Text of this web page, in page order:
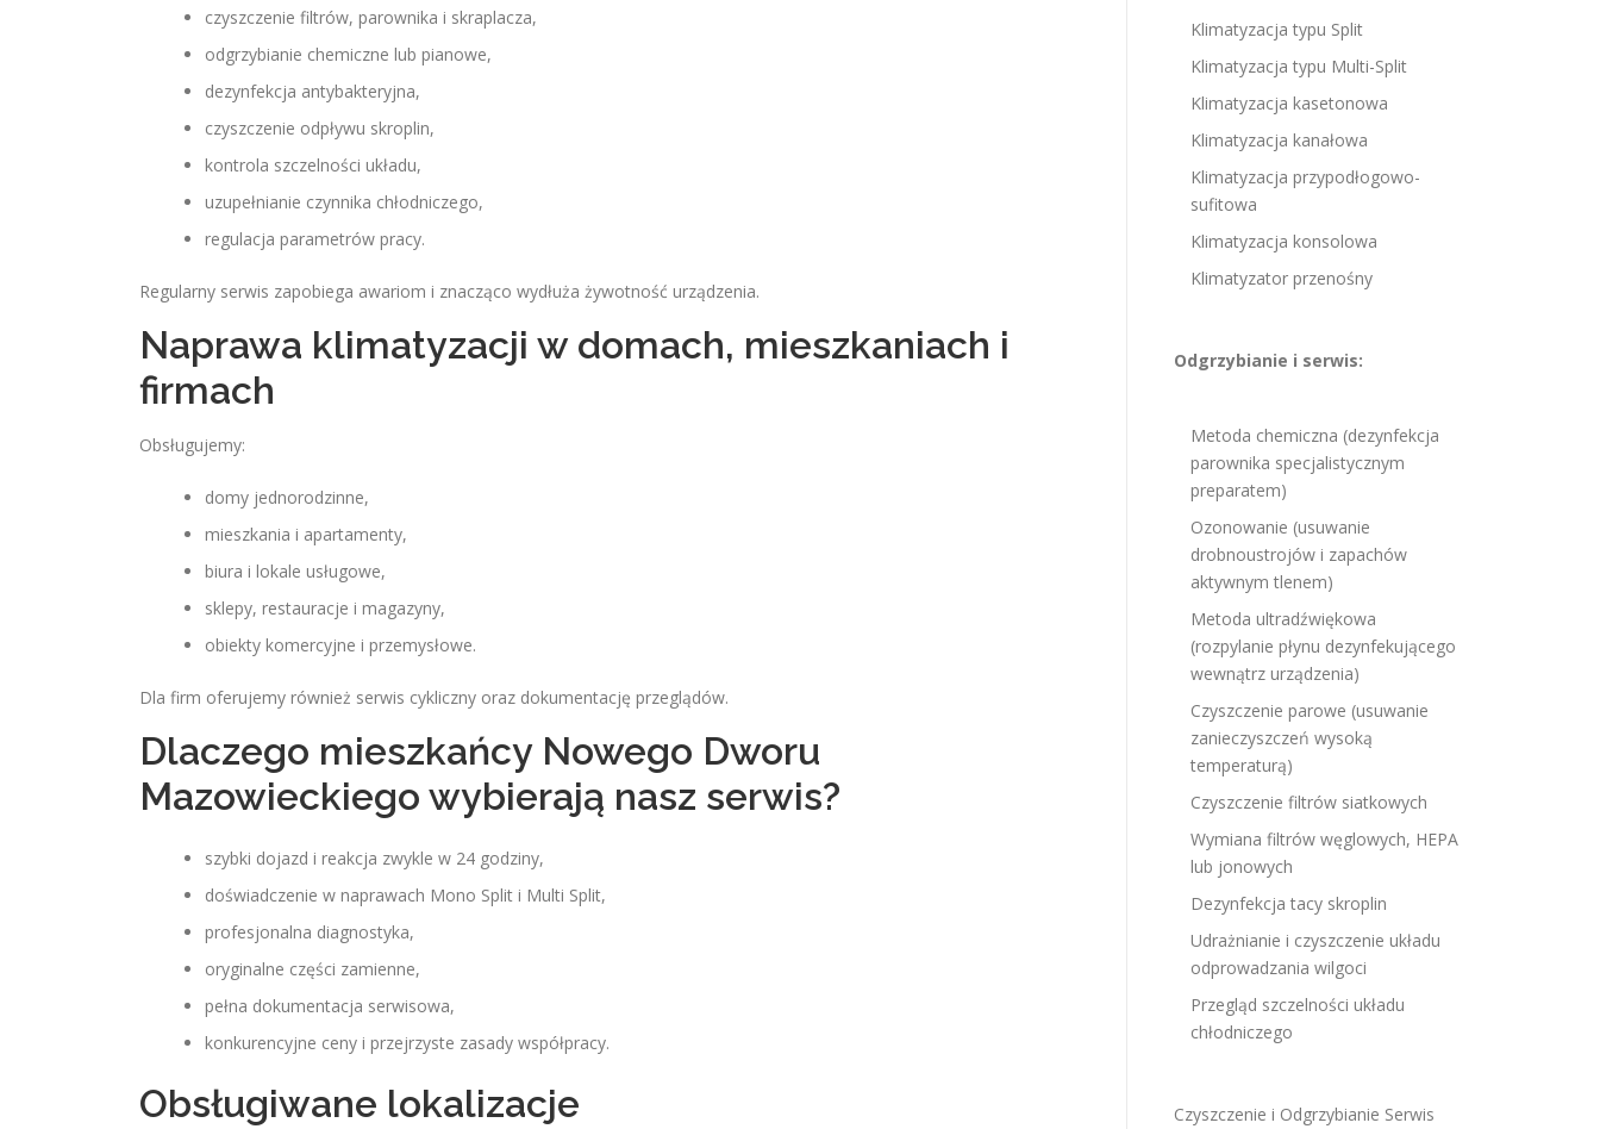
czyszczenie filtrów, parownika i skraplacza,
odgrzybianie chemiczne lub pianowe,
dezynfekcja antybakteryjna,
czyszczenie odpływu skroplin,
kontrola szczelności układu,
uzupełnianie czynnika chłodniczego,
regulacja parametrów pracy.
Regularny serwis zapobiega awariom i znacząco wydłuża żywotność urządzenia.
Naprawa klimatyzacji w domach, mieszkaniach i
firmach
Obsługujemy:
domy jednorodzinne,
mieszkania i apartamenty,
biura i lokale usługowe,
sklepy, restauracje i magazyny,
obiekty komercyjne i przemysłowe.
Dla firm oferujemy również serwis cykliczny oraz dokumentację przeglądów.
Dlaczego mieszkańcy Nowego Dworu
Mazowieckiego wybierają nasz serwis?
szybki dojazd i reakcja zwykle w 24 godziny,
doświadczenie w naprawach Mono Split i Multi Split,
profesjonalna diagnostyka,
oryginalne części zamienne,
pełna dokumentacja serwisowa,
konkurencyjne ceny i przejrzyste zasady współpracy.
Obsługiwane lokalizacje
Klimatyzacja typu Split
Klimatyzacja typu Multi-Split
Klimatyzacja kasetonowa
Klimatyzacja kanałowa
Klimatyzacja przypodłogowo-
sufitowa
Klimatyzacja konsolowa
Klimatyzator przenośny
Odgrzybianie i serwis:
Metoda chemiczna (dezynfekcja
parownika specjalistycznym
preparatem)
Ozonowanie (usuwanie
drobnoustrojów i zapachów
aktywnym tlenem)
Metoda ultradźwiękowa
(rozpylanie płynu dezynfekującego
wewnątrz urządzenia)
Czyszczenie parowe (usuwanie
zanieczyszczeń wysoką
temperaturą)
Czyszczenie filtrów siatkowych
Wymiana filtrów węglowych, HEPA
lub jonowych
Dezynfekcja tacy skroplin
Udrażnianie i czyszczenie układu
odprowadzania wilgoci
Przegląd szczelności układu
chłodniczego
Czyszczenie i Odgrzybianie Serwis